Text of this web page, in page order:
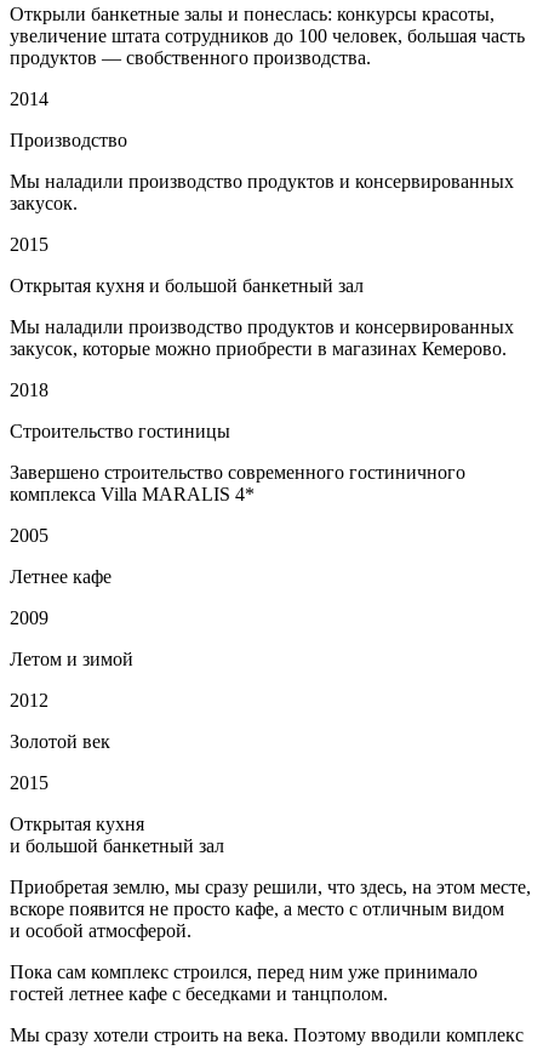
Открыли банкетные залы и понеслась: конкурсы красоты,
увеличение штата сотрудников до 100 человек, большая часть
продуктов — свобственного производства.
2014
Производство
Мы наладили производство продуктов и консервированных
закусок.
2015
Открытая кухня и большой банкетный зал
Мы наладили производство продуктов и консервированных
закусок, которые можно приобрести в магазинах Кемерово.
2018
Строительство гостиницы
Завершено строительство современного гостиничного
комплекса Villa MARALIS 4*
2005
Летнее кафе
2009
Летом и зимой
2012
Золотой век
2015
Открытая кухня
и большой банкетный зал
Приобретая землю, мы сразу решили, что здесь, на этом месте,
вскоре появится не просто кафе, а место с отличным видом
и особой атмосферой.
Пока сам комплекс строился, перед ним уже принимало
гостей летнее кафе с беседками и танцполом.
Мы сразу хотели строить на века. Поэтому вводили комплекс